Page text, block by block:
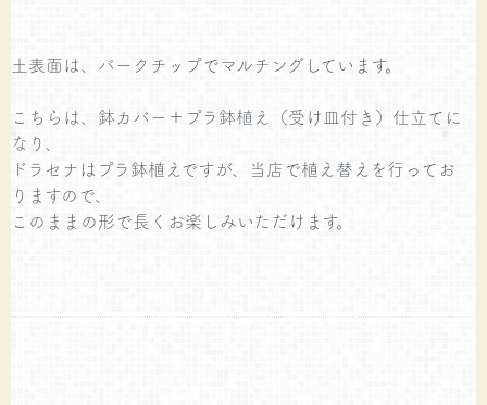
土表面は、バークチップでマルチングしています。
こちらは、鉢カバー＋プラ鉢植え（受け皿付き）仕立てに
なり、
ドラセナはプラ鉢植えですが、当店で植え替えを行ってお
りますので、
このままの形で長くお楽しみいただけます。